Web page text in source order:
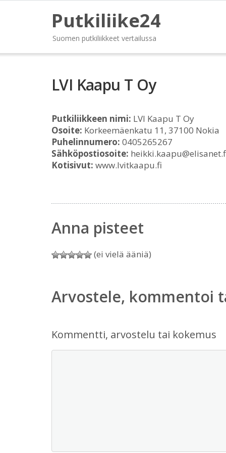
Putkiliike24
Suomen putkiliikkeet vertailussa
LVI Kaapu T Oy
Putkiliikkeen nimi: LVI Kaapu T Oy
Osoite: Korkeemäenkatu 11, 37100 Nokia
Puhelinnumero: 0405265267
Sähköpostiosoite:
Kotisivut: www.lvitkaapu.fi
Anna pisteet
(ei vielä ääniä)
Arvostele, kommentoi
Kommentti, arvostelu tai kokemus